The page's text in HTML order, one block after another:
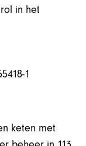
in het
keten met